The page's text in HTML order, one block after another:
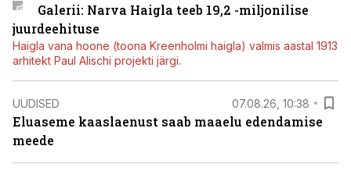
Galerii: Narva Haigla teeb 19,2 -miljonilise
juurdeehituse
Haigla vana hoone (toona Kreenholmi haigla) valmis aastal 1913
arhitekt Paul Alischi projekti järgi.
UUDISED 07.08.26, 10:38
Eluaseme kaaslaenust saab maaelu edendamise
meede